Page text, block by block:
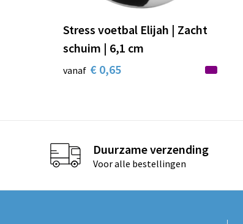
Stress voetbal Elijah | Zacht
schuim | 6,1 cm
vanaf € 0,65
Duurzame verzending
Voor alle bestellingen